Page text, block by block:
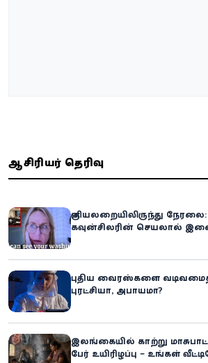
ஆசிரியர் தெரிவு
குளியலறையிலிருந்து
கவுன்சிலரின் செயலால்
புதிய வைரஸ்களை
புரட்சியா, அபாயமா?
இலங்கையில் காற்று
பேர் உயிரிழப்பு – உங்கள்